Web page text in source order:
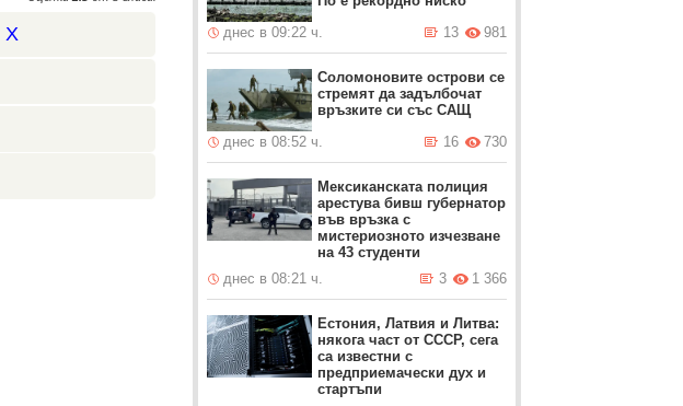
X
днес в 09:22 ч.
981
13
Соломоновите острови се
стремят да задълбочат
връзките си със САЩ
днес в 08:52 ч.
730
16
Мексиканската полиция
арестува бивш губернатор
във връзка с
мистериозното изчезване
на 43 студенти
днес в 08:21 ч.
1 366
3
Естония, Латвия и Литва:
някога част от СССР, сега
са известни с
предприемачески дух и
стартъпи